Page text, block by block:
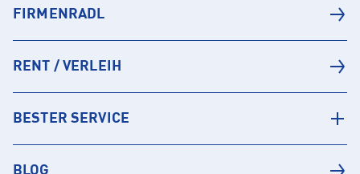
FIRMENRADL
RENT / VERLEIH
BESTER SERVICE
BLOG